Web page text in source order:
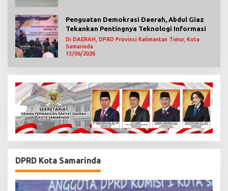
Penguatan Demokrasi Daerah, Abdul Giaz
Tekankan Pentingnya Teknologi Informasi
Di DAERAH, DPRD Provinsi Kalimantan Timur, Kota
Samarinda
13/06/2026
DPRD Kota Samarinda